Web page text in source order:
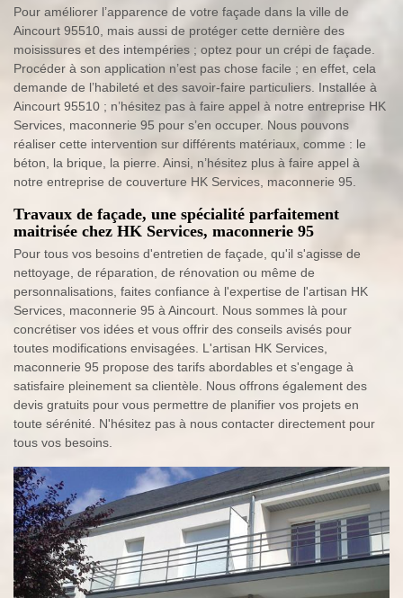
Pour améliorer l’apparence de votre façade dans la ville de
Aincourt 95510, mais aussi de protéger cette dernière des
moisissures et des intempéries ; optez pour un crépi de façade.
Procéder à son application n’est pas chose facile ; en effet, cela
demande de l’habileté et des savoir-faire particuliers. Installée à
Aincourt 95510 ; n’hésitez pas à faire appel à notre entreprise HK
Services, maconnerie 95 pour s’en occuper. Nous pouvons
réaliser cette intervention sur différents matériaux, comme : le
béton, la brique, la pierre. Ainsi, n’hésitez plus à faire appel à
notre entreprise de couverture HK Services, maconnerie 95.
Travaux de façade, une spécialité parfaitement
maitrisée chez HK Services, maconnerie 95
Pour tous vos besoins d'entretien de façade, qu'il s'agisse de
nettoyage, de réparation, de rénovation ou même de
personnalisations, faites confiance à l'expertise de l'artisan HK
Services, maconnerie 95 à Aincourt. Nous sommes là pour
concrétiser vos idées et vous offrir des conseils avisés pour
toutes modifications envisagées. L'artisan HK Services,
maconnerie 95 propose des tarifs abordables et s'engage à
satisfaire pleinement sa clientèle. Nous offrons également des
devis gratuits pour vous permettre de planifier vos projets en
toute sérénité. N'hésitez pas à nous contacter directement pour
tous vos besoins.